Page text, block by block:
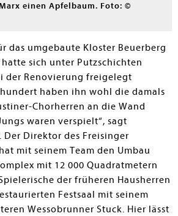
einen Apfelbaum. Foto: ©
das umgebaute Kloster Beuerberg
sich unter Putzschichten
der Renovierung freigelegt
haben ihn wohl die damals
Chorherren an die Wand
waren verspielt“, sagt
Der Direktor des Freisinger
mit seinem Team den Umbau
mit 12 000 Quadratmetern
der früheren Hausherren
Festsaal mit seinem
Wessobrunner Stuck. Hier lässt